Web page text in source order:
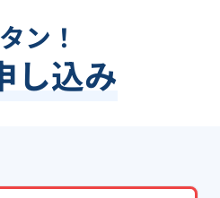
ン！
し込み